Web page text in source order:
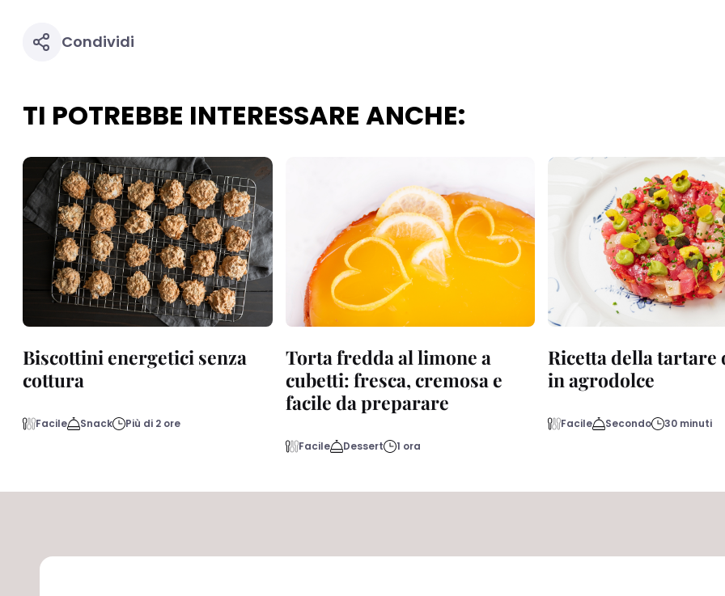
Condividi
TI POTREBBE INTERESSARE ANCHE:
Biscottini energetici senza
cottura
Facile Snack Più di 2 ore
Torta fredda al limone a
cubetti: fresca, cremosa e
facile da preparare
Facile Dessert 1 ora
Ricetta della tartare
in agrodolce
Facile Secondo 30 minuti